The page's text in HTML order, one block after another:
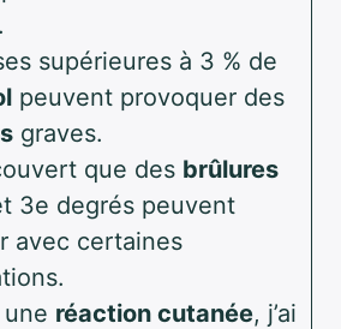
supérieures à 3 % de
peuvent provoquer des
graves.
que des brûlures
3e degrés peuvent
avec certaines
réaction cutanée, j’ai